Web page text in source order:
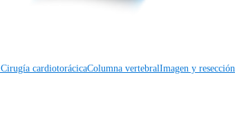
Cirugía cardiotorácicaColumna vertebralImagen y resección